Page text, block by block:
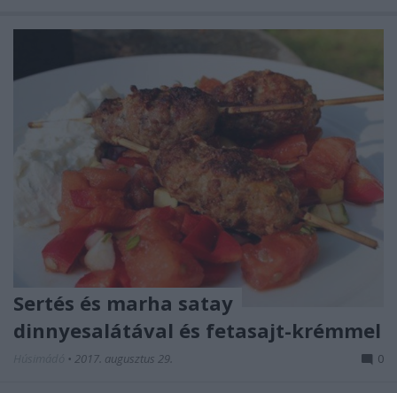
Sertés és marha satay
dinnyesalátával és fetasajt-krémmel
• 2017. augusztus 29. 0